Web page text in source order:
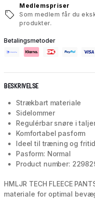
Medlemspriser
Som medlem får du
produkter.
Betalingsmetoder
BESKRIVELSE
Strækbart materiale
Sidelommer
Regulérbar snøre i
Komfortabel pasform
Ideel til træning og
Pasform: Normal
Product number:
HMLJR TECH FLEECE
materiale for optimal